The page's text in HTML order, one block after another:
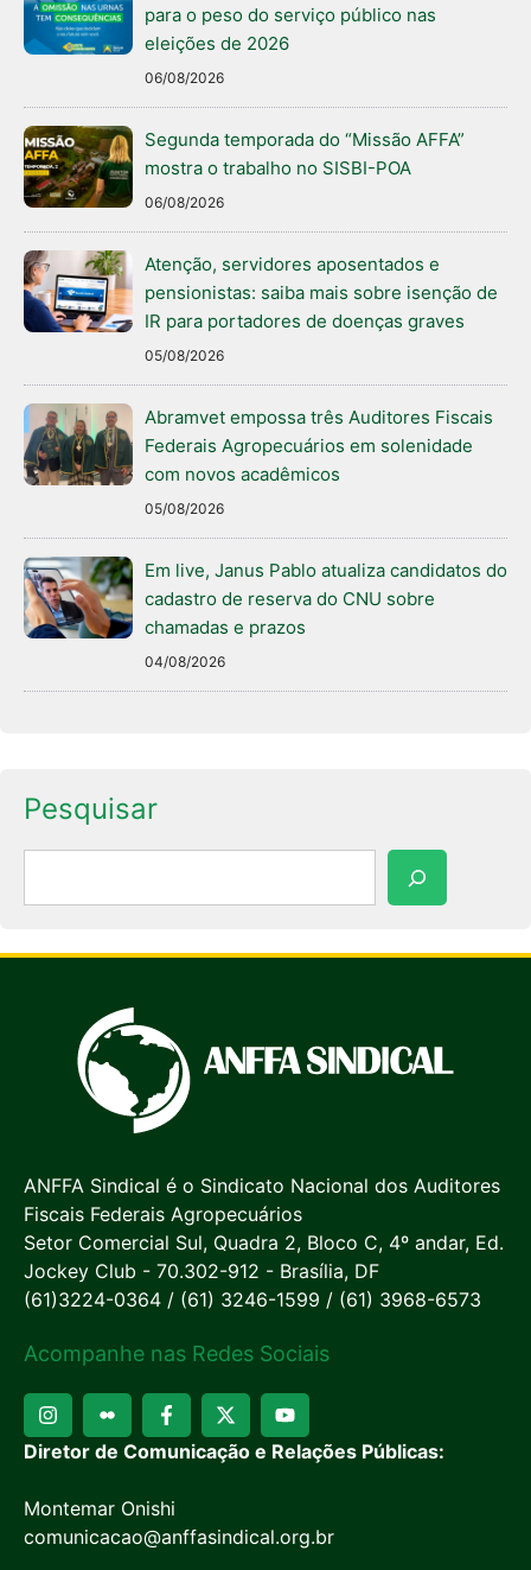
para o peso do serviço público nas
eleições de 2026
06/08/2026
Segunda temporada do “Missão AFFA”
mostra o trabalho no SISBI-POA
06/08/2026
Atenção, servidores aposentados e
pensionistas: saiba mais sobre isenção de
IR para portadores de doenças graves
05/08/2026
Abramvet empossa três Auditores Fiscais
Federais Agropecuários em solenidade
com novos acadêmicos
05/08/2026
Em live, Janus Pablo atualiza candidatos do
cadastro de reserva do CNU sobre
chamadas e prazos
04/08/2026
Pesquisar
ANFFA Sindical é o Sindicato Nacional dos Auditores
Fiscais Federais Agropecuários
Setor Comercial Sul, Quadra 2, Bloco C, 4º andar, Ed.
Jockey Club - 70.302-912 - Brasília, DF
(61)3224-0364 / (61) 3246-1599 / (61) 3968-6573
Acompanhe nas Redes Sociais
Diretor de Comunicação e Relações Públicas:
Montemar Onishi
comunicacao@anffasindical.org.br